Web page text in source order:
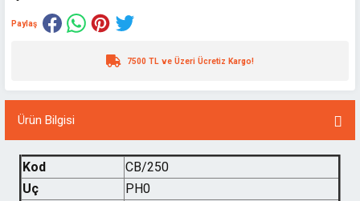
Paylaş
7500 TL ve Üzeri Ücretiz Kargo!
Ürün Bilgisi
Kod
CB/250
Uç
PH0